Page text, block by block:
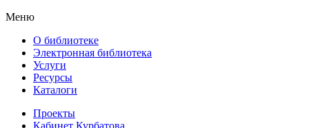
Меню
О библиотеке
Электронная библиотека
Услуги
Ресурсы
Каталоги
Проекты
Кабинет Курбатова